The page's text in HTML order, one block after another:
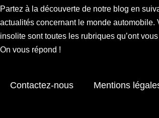
Partez à la découverte de notre blog en
actualités concernant le monde automobile.
insolite sont toutes les rubriques qu’ont
On vous répond !
Contactez-nous Mentions
ce que j'avais
48